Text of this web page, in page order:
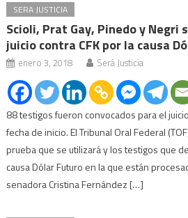
SERA JUSTICIA
Scioli, Prat Gay, Pinedo y
juicio contra CFK por la causa
enero 3, 2018 Será Justicia
88 testigos fueron convocados para el
fecha de inicio. El Tribunal Oral Federal
prueba que se utilizará y los testigos que
causa Dólar Futuro en la que están
senadora Cristina Fernández […]